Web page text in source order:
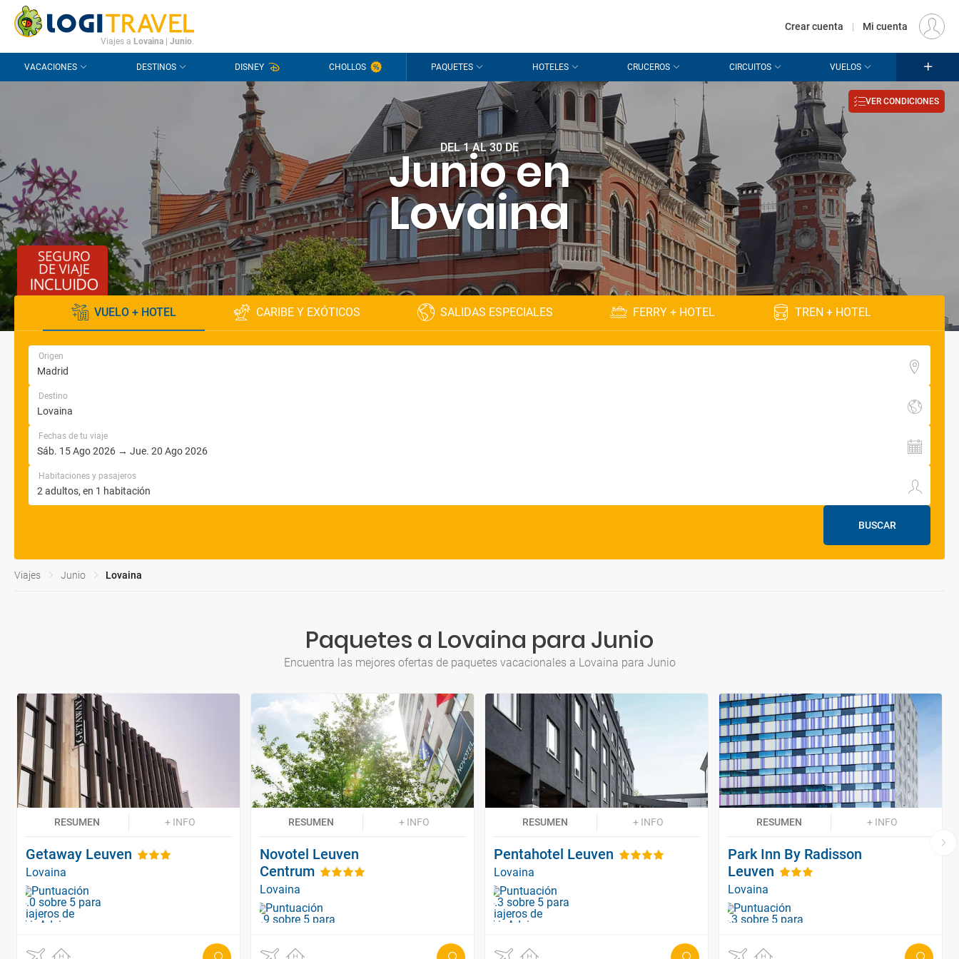
CONTACTO PREGUNTAS FRECUENTES EUR
Viajes a Lovaina| Junio.
Crear cuenta | Mi cuenta
VACACIONES DESTINOS DISNEY CHOLLOS PAQUETES HOTELES CRUCEROS CIRCUITOS VUELOS
DEL 1 AL 30 DE
Junio en
Lovaina
VER CONDICIONES
VUELO + HOTEL CARIBE Y EXÓTICOS SALIDAS ESPECIALES FERRY + HOTEL TREN + HOTEL
Origen
Destino
Fechas de tu viaje
Habitaciones y pasajeros
BUSCAR
Viajes Junio Lovaina
Paquetes a Lovaina para Junio
Encuentra las mejores ofertas de paquetes vacacionales a Lovaina para Junio
RESUMEN + INFO
Getaway Leuven
Lovaina
RESUMEN + INFO
Novotel Leuven
Centrum
Lovaina
RESUMEN + INFO
Pentahotel Leuven
Lovaina
RESUMEN + INFO
Park Inn By Radisson
Leuven
Lovaina